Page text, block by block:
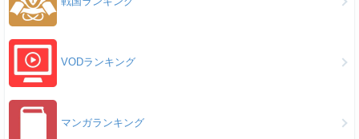
VODランキング
マンガランキング